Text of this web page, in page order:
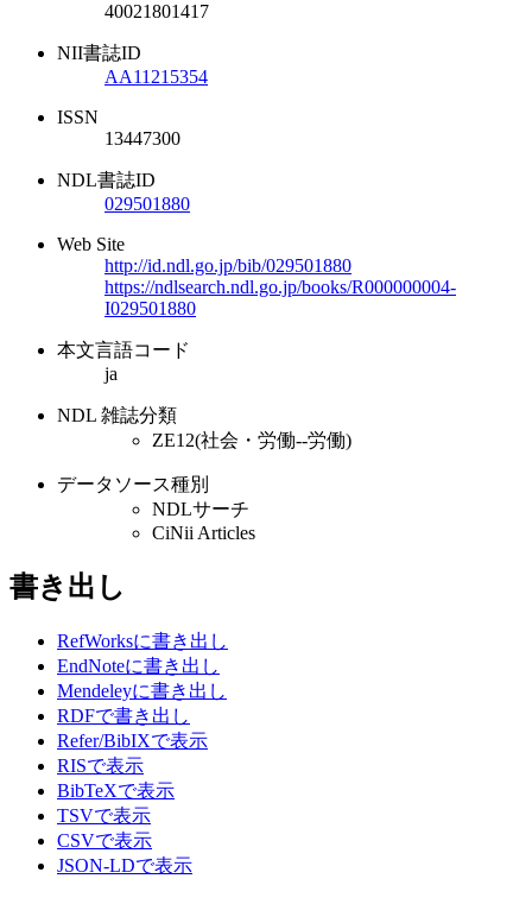
40021801417
NII書誌ID
AA11215354
ISSN
13447300
NDL書誌ID
029501880
Web Site
http://id.ndl.go.jp/bib/029501880
https://ndlsearch.ndl.go.jp/books/R000000004-
I029501880
本文言語コード
ja
NDL 雑誌分類
ZE12(社会・労働--労働)
データソース種別
NDLサーチ
CiNii Articles
書き出し
RefWorksに書き出し
EndNoteに書き出し
Mendeleyに書き出し
RDFで書き出し
Refer/BibIXで表示
RISで表示
BibTeXで表示
TSVで表示
CSVで表示
JSON-LDで表示